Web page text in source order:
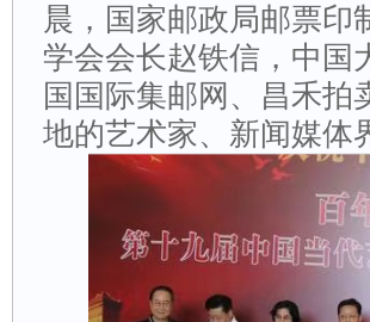
晨，国家邮政局邮票印
学会会长赵铁信，中国
国国际集邮网、昌禾拍
地的艺术家、新闻媒体